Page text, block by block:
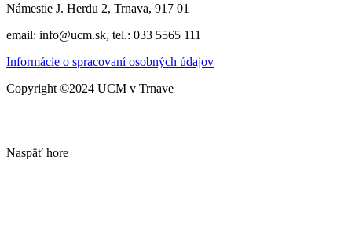
Námestie J. Herdu 2, Trnava, 917 01
email: info@ucm.sk, tel.: 033 5565 111
Informácie o spracovaní osobných údajov
Copyright ©2024 UCM v Trnave
Naspäť hore